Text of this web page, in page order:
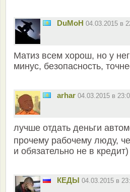
DuMoH 04.03.2015 в
Матиз всем хорош, но у
минус, безопасность,
arhar 04.03.2015 в
лучше отдать деньги
прочему рабочему люду,
и обязательно не в кредит)
КЕДЫ 04.03.2015 в